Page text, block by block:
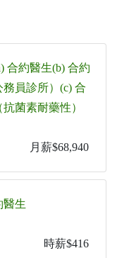
合約醫生(b) 合約
員診所）(c) 合
菌素耐藥性）
月薪$68,940
醫生
時薪$416